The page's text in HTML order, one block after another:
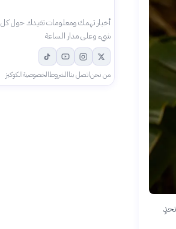
أخبار تهمك ومعلومات تفيدك حول كل
شيء وعلى مدار الساعة
من نحناتصل بناالشروطالخصوصيةالكوكيز